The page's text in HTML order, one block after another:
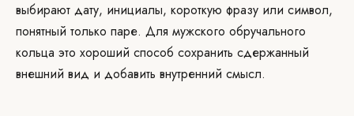
выбирают дату, инициалы, короткую фразу или символ,
понятный только паре. Для мужского обручального
кольца это хороший способ сохранить сдержанный
внешний вид и добавить внутренний смысл.